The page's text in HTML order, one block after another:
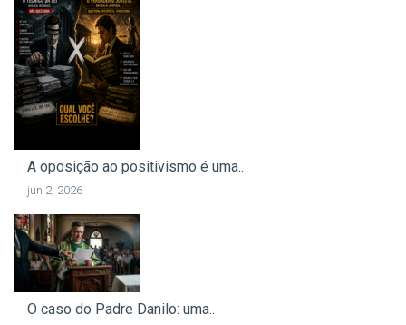
A oposição ao positivismo é uma..
jun 2, 2026
O caso do Padre Danilo: uma..